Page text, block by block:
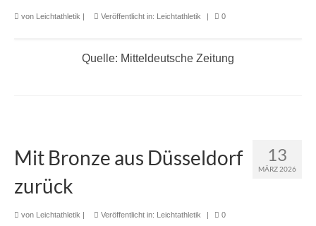
von Leichtathletik | Veröffentlicht in: Leichtathletik | 0
Quelle: Mitteldeutsche Zeitung
13
MÄRZ 2026
Mit Bronze aus Düsseldorf
zurück
von Leichtathletik | Veröffentlicht in: Leichtathletik | 0